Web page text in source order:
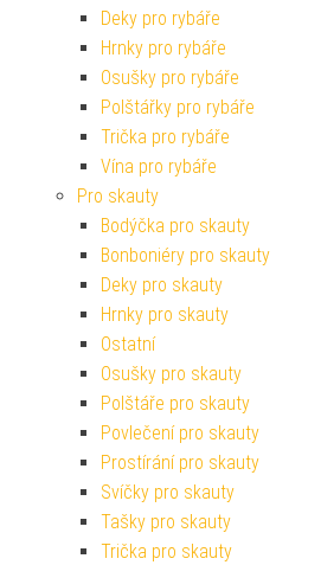
Deky pro rybáře
Hrnky pro rybáře
Osušky pro rybáře
Polštářky pro rybáře
Trička pro rybáře
Vína pro rybáře
Pro skauty
Bodýčka pro skauty
Bonboniéry pro skauty
Deky pro skauty
Hrnky pro skauty
Ostatní
Osušky pro skauty
Polštáře pro skauty
Povlečení pro skauty
Prostírání pro skauty
Svíčky pro skauty
Tašky pro skauty
Trička pro skauty